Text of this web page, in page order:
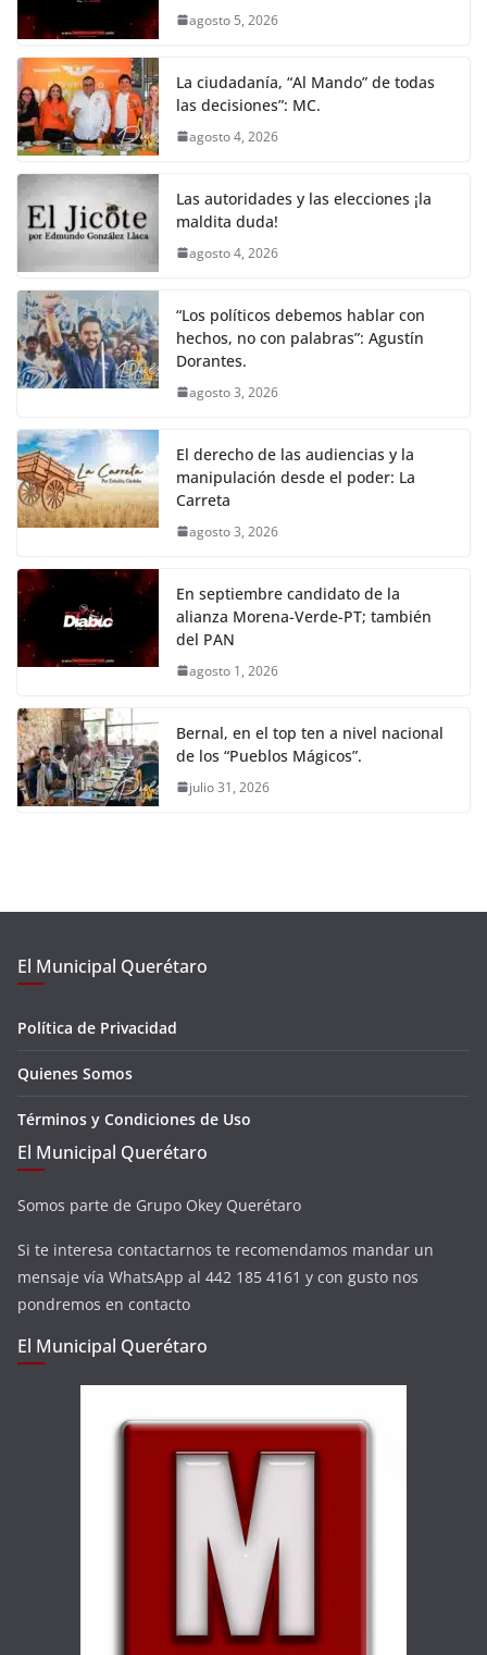
agosto 5, 2026
La ciudadanía, “Al Mando” de todas
las decisiones”: MC.
agosto 4, 2026
Las autoridades y las elecciones ¡la
maldita duda!
agosto 4, 2026
“Los políticos debemos hablar con
hechos, no con palabras”: Agustín
Dorantes.
agosto 3, 2026
El derecho de las audiencias y la
manipulación desde el poder: La
Carreta
agosto 3, 2026
En septiembre candidato de la
alianza Morena-Verde-PT; también
del PAN
agosto 1, 2026
Bernal, en el top ten a nivel nacional
de los “Pueblos Mágicos”.
julio 31, 2026
El Municipal Querétaro
Política de Privacidad
Quienes Somos
Términos y Condiciones de Uso
El Municipal Querétaro
Somos parte de Grupo Okey Querétaro
Si te interesa contactarnos te recomendamos mandar un
mensaje vía WhatsApp al 442 185 4161 y con gusto nos
pondremos en contacto
El Municipal Querétaro